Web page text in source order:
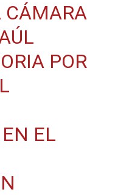
CÁMARA
POR
EL